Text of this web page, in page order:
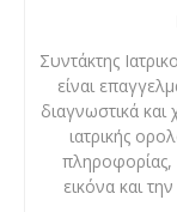
Συντάκτης
είναι
διαγνωστικά
ιατρικής
πληροφορίας,
εικόνα και